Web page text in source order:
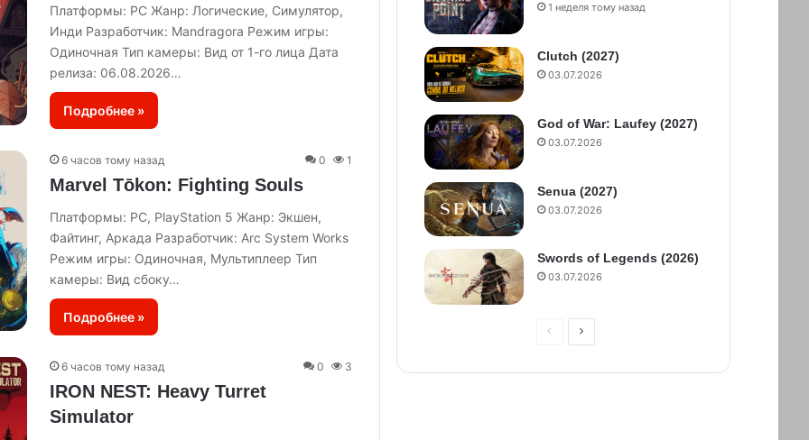
Платформы: PC Жанр: Логические, Симулятор,
Инди Разработчик: Mandragora Режим игры:
Одиночная Тип камеры: Вид от 1-го лица Дата
релиза: 06.08.2026…
Подробнее »
6 часов тому назад 0 1
Marvel Tōkon: Fighting Souls
Платформы: PC, PlayStation 5 Жанр: Экшен,
Файтинг, Аркада Разработчик: Arc System Works
Режим игры: Одиночная, Мультиплеер Тип
камеры: Вид сбоку…
Подробнее »
6 часов тому назад 0 3
IRON NEST: Heavy Turret
Simulator
1 неделя тому назад
Clutch (2027)
03.07.2026
God of War: Laufey (2027)
03.07.2026
Senua (2027)
03.07.2026
Swords of Legends (2026)
03.07.2026
С